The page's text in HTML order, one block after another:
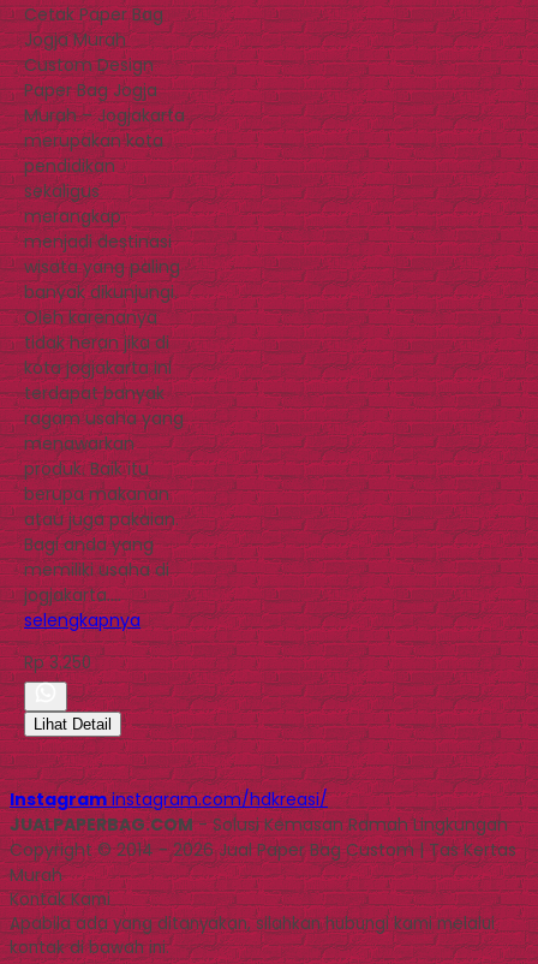
Cetak Paper Bag
Jogja Murah
Custom Design
Paper Bag Jogja
Murah – Jogjakarta
merupakan kota
pendidikan
sekaligus
merangkap
menjadi destinasi
wisata yang paling
banyak dikunjungi.
Oleh karenanya
tidak heran jika di
kota jogjakarta ini
terdapat banyak
ragam usaha yang
menawarkan
produk. Baik itu
berupa makanan
atau juga pakaian.
Bagi anda yang
memiliki usaha di
jogjakarta….
selengkapnya
Rp 3.250
Lihat Detail
Instagram instagram.com/hdkreasi/
JUALPAPERBAG.COM- Solusi Kemasan Ramah Lingkungan
Copyright © 2014 - 2026 Jual Paper Bag Custom | Tas Kertas
Murah
Kontak Kami
Apabila ada yang ditanyakan, silahkan hubungi kami melalui
kontak di bawah ini.